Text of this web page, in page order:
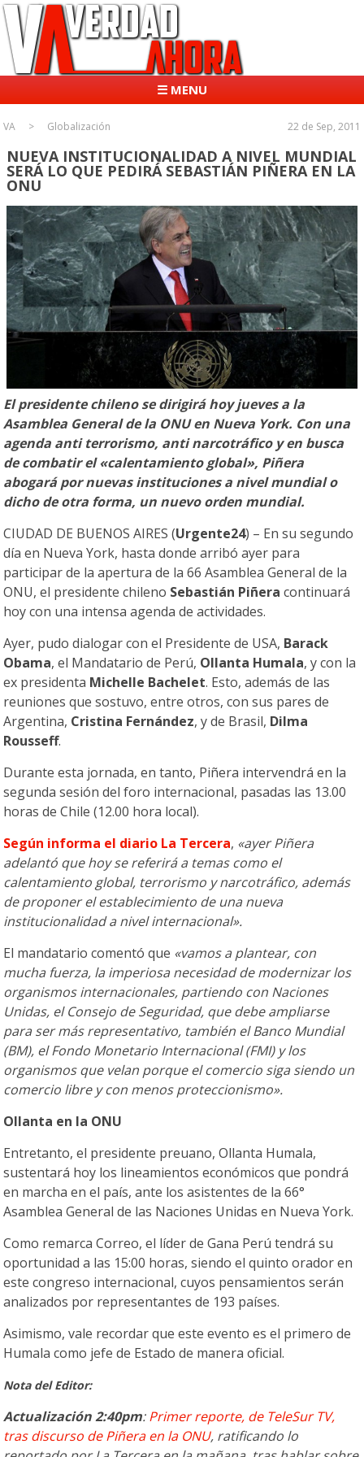
☰ MENU
VA Globalización 22 de Sep, 2011
NUEVA INSTITUCIONALIDAD A NIVEL MUNDIAL
SERÁ LO QUE PEDIRÁ SEBASTIÁN PIÑERA EN LA
ONU
El presidente chileno se dirigirá hoy jueves a la
Asamblea General de la ONU en Nueva York. Con una
agenda anti terrorismo, anti narcotráfico y en busca
de combatir el «calentamiento global», Piñera
abogará por nuevas instituciones a nivel mundial o
dicho de otra forma, un nuevo orden mundial.
CIUDAD DE BUENOS AIRES (Urgente24) – En su segundo
día en Nueva York, hasta donde arribó ayer para
participar de la apertura de la 66 Asamblea General de la
ONU, el presidente chileno Sebastián Piñera continuará
hoy con una intensa agenda de actividades.
Ayer, pudo dialogar con el Presidente de USA, Barack
Obama, el Mandatario de Perú, Ollanta Humala, y con la
ex presidenta Michelle Bachelet. Esto, además de las
reuniones que sostuvo, entre otros, con sus pares de
Argentina, Cristina Fernández, y de Brasil, Dilma
Rousseff.
Durante esta jornada, en tanto, Piñera intervendrá en la
segunda sesión del foro internacional, pasadas las 13.00
horas de Chile (12.00 hora local).
Según informa el diario La Tercera, «ayer Piñera
adelantó que hoy se referirá a temas como el
calentamiento global, terrorismo y narcotráfico, además
de proponer el establecimiento de una nueva
institucionalidad a nivel internacional».
El mandatario comentó que «vamos a plantear, con
mucha fuerza, la imperiosa necesidad de modernizar los
organismos internacionales, partiendo con Naciones
Unidas, el Consejo de Seguridad, que debe ampliarse
para ser más representativo, también el Banco Mundial
(BM), el Fondo Monetario Internacional (FMI) y los
organismos que velan porque el comercio siga siendo un
comercio libre y con menos proteccionismo».
Ollanta en la ONU
Entretanto, el presidente preuano, Ollanta Humala,
sustentará hoy los lineamientos económicos que pondrá
en marcha en el país, ante los asistentes de la 66°
Asamblea General de las Naciones Unidas en Nueva York.
Como remarca Correo, el líder de Gana Perú tendrá su
oportunidad a las 15:00 horas, siendo el quinto orador en
este congreso internacional, cuyos pensamientos serán
analizados por representantes de 193 países.
Asimismo, vale recordar que este evento es el primero de
Humala como jefe de Estado de manera oficial.
Nota del Editor:
Actualización 2:40pm:Primer reporte, de TeleSur TV,
tras discurso de Piñera en la ONU, ratificando lo